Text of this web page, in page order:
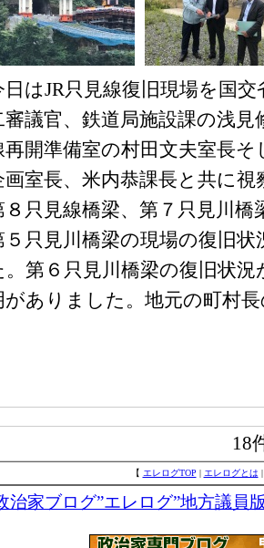
日はJR只見線復旧現場を国
審議官、鉄道局施設課の浅見
再開準備室の村田文夫室長そ
画室長、米内恭課長と共に
８只見線橋梁、第７只見川橋
５只見川橋梁の現場の復旧
。第６只見川橋梁の復旧状
がありました。地元の町村
18
【 エレログTOP | エレログとは
治家ブログ”エレログ”地方議員